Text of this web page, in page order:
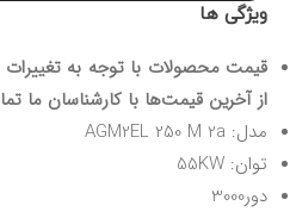
ویژگی ها
قیمت محصولات با توجه به تغییرات
از آخرین قیمت‌ها با کارشناسان ما
مدل: AGM2EL 250 M 2a
توان: 55KW
دور3000